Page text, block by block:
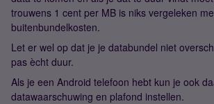
trouwens 1 cent per MB is niks vergeleken
buitenbundelkosten.
Let er wel op dat je je databundel niet
pas ècht duur.
Als je een Android telefoon hebt kun je ook
datawaarschuwing en plafond instellen.